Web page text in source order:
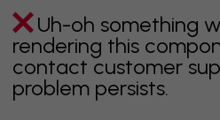
Uh-oh something
rendering this
contact customer
problem persists.